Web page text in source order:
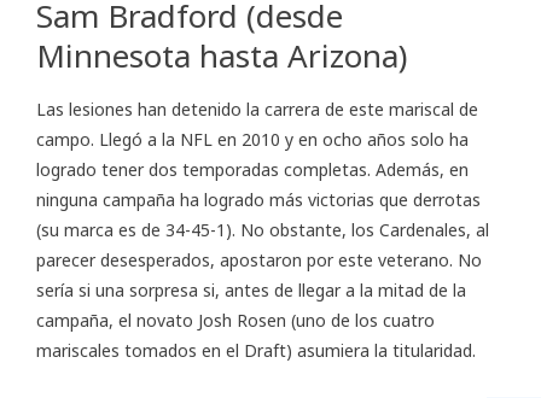
Sam Bradford (desde
Minnesota hasta Arizona)
Las lesiones han detenido la carrera de este mariscal de
campo. Llegó a la NFL en 2010 y en ocho años solo ha
logrado tener dos temporadas completas. Además, en
ninguna campaña ha logrado más victorias que derrotas
(su marca es de 34-45-1). No obstante, los Cardenales, al
parecer desesperados, apostaron por este veterano. No
sería si una sorpresa si, antes de llegar a la mitad de la
campaña, el novato Josh Rosen (uno de los cuatro
mariscales tomados en el Draft) asumiera la titularidad.